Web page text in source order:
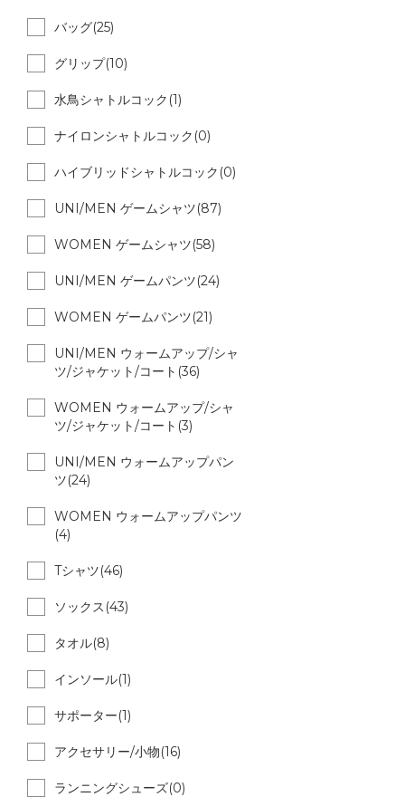
バッグ(25)
グリップ(10)
水鳥シャトルコック(1)
ナイロンシャトルコック(0)
ハイブリッドシャトルコック(0)
UNI/MEN ゲームシャツ(87)
WOMEN ゲームシャツ(58)
UNI/MEN ゲームパンツ(24)
WOMEN ゲームパンツ(21)
UNI/MEN ウォームアップ/シャ
ツ/ジャケット/コート(36)
WOMEN ウォームアップ/シャ
ツ/ジャケット/コート(3)
UNI/MEN ウォームアップパン
ツ(24)
WOMEN ウォームアップパンツ
(4)
Tシャツ(46)
ソックス(43)
タオル(8)
インソール(1)
サポーター(1)
アクセサリー/小物(16)
ランニングシューズ(0)